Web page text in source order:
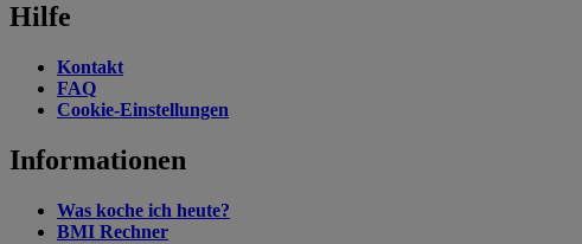
Hilfe
Kontakt
FAQ
Cookie-Einstellungen
Informationen
Was koche ich heute?
BMI Rechner